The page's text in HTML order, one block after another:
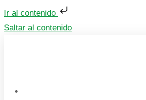
Ir al contenido
Saltar al contenido